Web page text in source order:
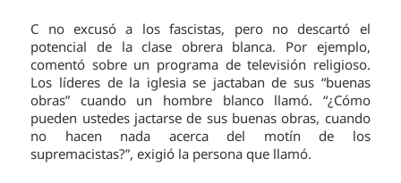
C no excusó a los fascistas, pero no descartó el
potencial de la clase obrera blanca. Por ejemplo,
comentó sobre un programa de televisión religioso.
Los líderes de la iglesia se jactaban de sus “buenas
obras” cuando un hombre blanco llamó. “¿Cómo
pueden ustedes jactarse de sus buenas obras, cuando
no hacen nada acerca del motín de los
supremacistas?”, exigió la persona que llamó.